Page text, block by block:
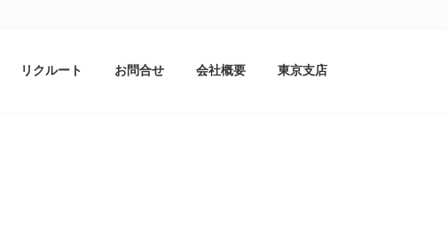
リクルート お問合せ 会社概要 東京支店